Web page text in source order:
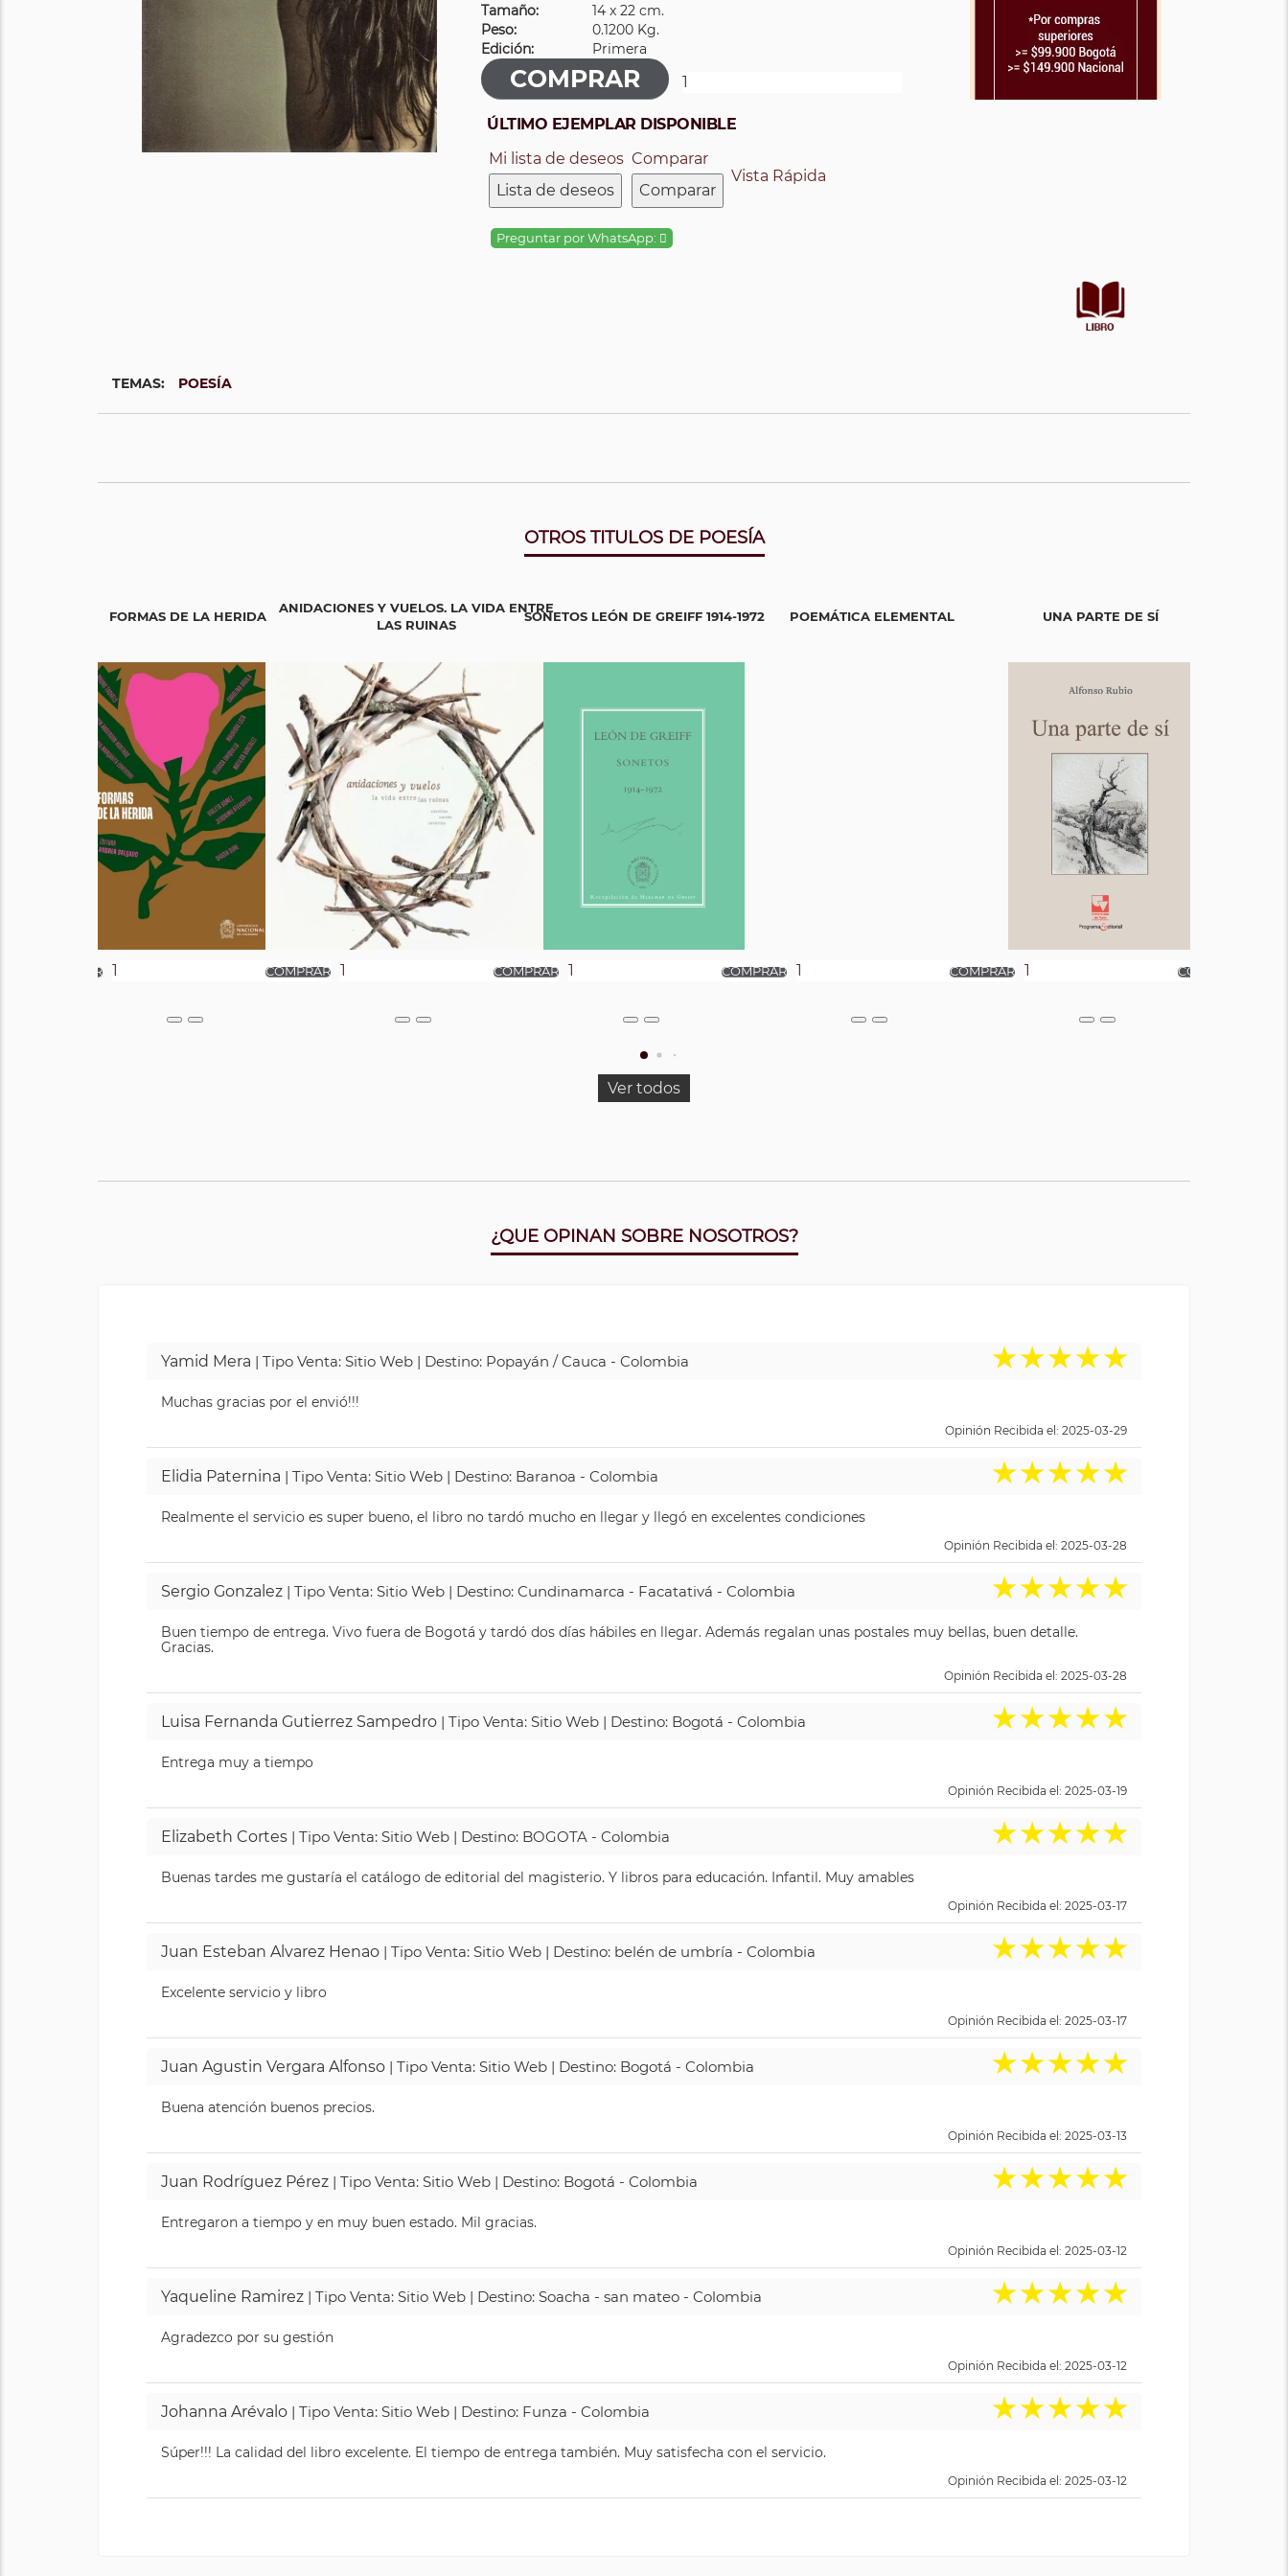
Tamaño:
14 x 22 cm.
Peso:
0.1200 Kg.
Edición:
Primera
ÚLTIMO EJEMPLAR DISPONIBLE
Mi lista de deseos
Lista de deseos
Comparar
Comparar
Vista Rápida
Preguntar por WhatsApp:
TEMAS: POESÍA
OTROS TITULOS DE POESÍA
FORMAS DE LA HERIDA
ANIDACIONES Y VUELOS. LA VIDA ENTRE
LAS RUINAS
SONETOS LEÓN DE GREIFF 1914-1972 POEMÁTICA ELEMENTAL UNA PARTE DE SÍ
Ver todos
¿QUE OPINAN SOBRE NOSOTROS?
Yamid Mera | Tipo Venta: Sitio Web | Destino: Popayán / Cauca - Colombia ★★★★★
Muchas gracias por el envió!!!
Opinión Recibida el: 2025-03-29
Elidia Paternina | Tipo Venta: Sitio Web | Destino: Baranoa - Colombia ★★★★★
Realmente el servicio es super bueno, el libro no tardó mucho en llegar y llegó en excelentes condiciones
Opinión Recibida el: 2025-03-28
Sergio Gonzalez | Tipo Venta: Sitio Web | Destino: Cundinamarca - Facatativá - Colombia ★★★★★
Buen tiempo de entrega. Vivo fuera de Bogotá y tardó dos días hábiles en llegar. Además regalan unas postales muy bellas, buen detalle.
Gracias.
Opinión Recibida el: 2025-03-28
Luisa Fernanda Gutierrez Sampedro | Tipo Venta: Sitio Web | Destino: Bogotá - Colombia ★★★★★
Entrega muy a tiempo
Opinión Recibida el: 2025-03-19
Elizabeth Cortes | Tipo Venta: Sitio Web | Destino: BOGOTA - Colombia ★★★★★
Buenas tardes me gustaría el catálogo de editorial del magisterio. Y libros para educación. Infantil. Muy amables
Opinión Recibida el: 2025-03-17
Juan Esteban Alvarez Henao | Tipo Venta: Sitio Web | Destino: belén de umbría - Colombia ★★★★★
Excelente servicio y libro
Opinión Recibida el: 2025-03-17
Juan Agustin Vergara Alfonso | Tipo Venta: Sitio Web | Destino: Bogotá - Colombia ★★★★★
Buena atención buenos precios.
Opinión Recibida el: 2025-03-13
Juan Rodríguez Pérez | Tipo Venta: Sitio Web | Destino: Bogotá - Colombia ★★★★★
Entregaron a tiempo y en muy buen estado. Mil gracias.
Opinión Recibida el: 2025-03-12
Yaqueline Ramirez | Tipo Venta: Sitio Web | Destino: Soacha - san mateo - Colombia ★★★★★
Agradezco por su gestión
Opinión Recibida el: 2025-03-12
Johanna Arévalo | Tipo Venta: Sitio Web | Destino: Funza - Colombia ★★★★★
Súper!!! La calidad del libro excelente. El tiempo de entrega también. Muy satisfecha con el servicio.
Opinión Recibida el: 2025-03-12